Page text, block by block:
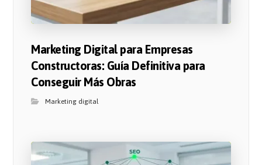
Marketing Digital para Empresas
Constructoras: Guía Definitiva para
Conseguir Más Obras
Marketing digital